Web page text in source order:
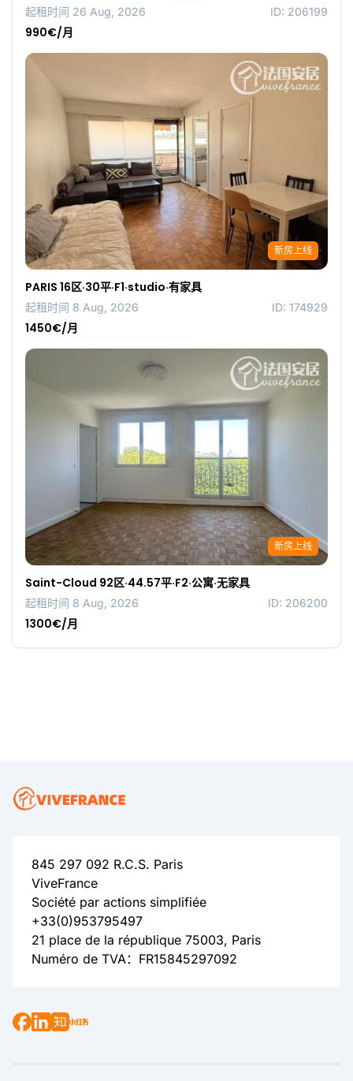
起租时间 26 Aug, 2026 ID: 206199
990€/月
新房上线
PARIS 16区·30平·F1·studio·有家具
起租时间 8 Aug, 2026 ID: 174929
1450€/月
新房上线
Saint-Cloud 92区·44.57平·F2·公寓·无家具
起租时间 8 Aug, 2026 ID: 206200
1300€/月
845 297 092 R.C.S. Paris
ViveFrance
Société par actions simplifiée
+33(0)953795497
21 place de la république 75003, Paris
Numéro de TVA：FR15845297092